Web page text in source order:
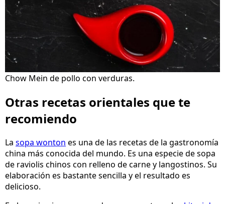
Chow Mein de pollo con verduras.
Otras recetas orientales que te
recomiendo
La sopa wonton es una de las recetas de la gastronomía
china más conocida del mundo. Es una especie de sopa
de raviolis chinos con relleno de carne y langostinos. Su
elaboración es bastante sencilla y el resultado es
delicioso.